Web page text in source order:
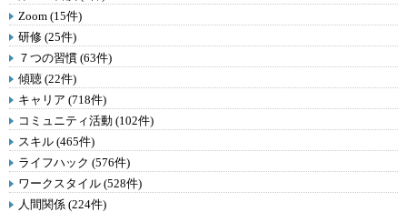
Zoom (15件)
研修 (25件)
７つの習慣 (63件)
傾聴 (22件)
キャリア (718件)
コミュニティ活動 (102件)
スキル (465件)
ライフハック (576件)
ワークスタイル (528件)
人間関係 (224件)